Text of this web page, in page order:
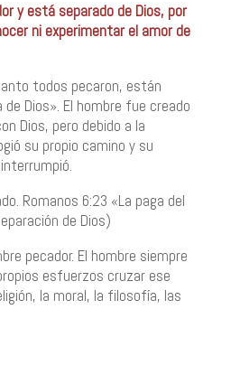
y está separado de Dios, por
ni experimentar el amor de
todos pecaron, están
Dios». El hombre fue creado
Dios, pero debido a la
su propio camino y su
Romanos 6:23 «La paga del
de Dios)
pecador. El hombre siempre
esfuerzos cruzar ese
la moral, la filosofía, las